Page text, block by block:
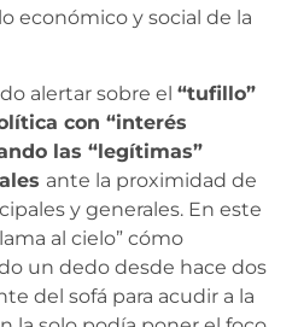
económico y social de la
alertar sobre el “tufillo”
con “interés
las “legítimas”
ante la proximidad de
y generales. En este
al cielo” cómo
un dedo desde hace dos
del sofá para acudir a la